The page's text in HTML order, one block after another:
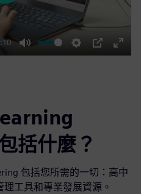
Mute Settings
PIP
Enter
括什麼？
包括您所需的一切：高中
工具和專業發展資源。